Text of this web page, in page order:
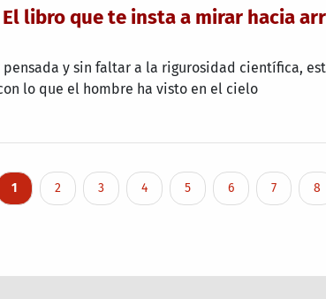
El libro que te insta a mirar hacia
pensada y sin faltar a la rigurosidad científica,
lo que el hombre ha visto en el cielo
Current page
1 Page
2 Page
3 Page
4 Page
5 Page
6 Page
7 8